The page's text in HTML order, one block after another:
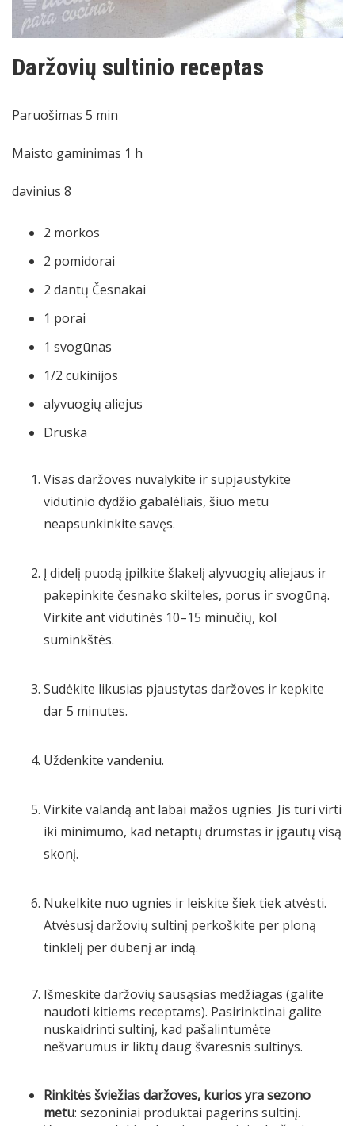
Daržovių sultinio receptas
Paruošimas 5 min
Maisto gaminimas 1 h
davinius 8
2 morkos
2 pomidorai
2 dantų Česnakai
1 porai
1 svogūnas
1/2 cukinijos
alyvuogių aliejus
Druska
Visas daržoves nuvalykite ir supjaustykite
vidutinio dydžio gabalėliais, šiuo metu
neapsunkinkite savęs.
Į didelį puodą įpilkite šlakelį alyvuogių aliejaus ir
pakepinkite česnako skilteles, porus ir svogūną.
Virkite ant vidutinės 10–15 minučių, kol
suminkštės.
Sudėkite likusias pjaustytas daržoves ir kepkite
dar 5 minutes.
Uždenkite vandeniu.
Virkite valandą ant labai mažos ugnies. Jis turi virti
iki minimumo, kad netaptų drumstas ir įgautų visą
skonį.
Nukelkite nuo ugnies ir leiskite šiek tiek atvėsti.
Atvėsusį daržovių sultinį perkoškite per ploną
tinklelį per dubenį ar indą.
Išmeskite daržovių sausąsias medžiagas (galite
naudoti kitiems receptams). Pasirinktinai galite
nuskaidrinti sultinį, kad pašalintumėte
nešvarumus ir liktų daug švaresnis sultinys.
Rinkitės šviežias daržoves, kurios yra sezono
metu: sezoniniai produktai pagerins sultinį.